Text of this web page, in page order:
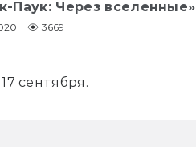
Паук: Через вселенные»
3669
сентября.